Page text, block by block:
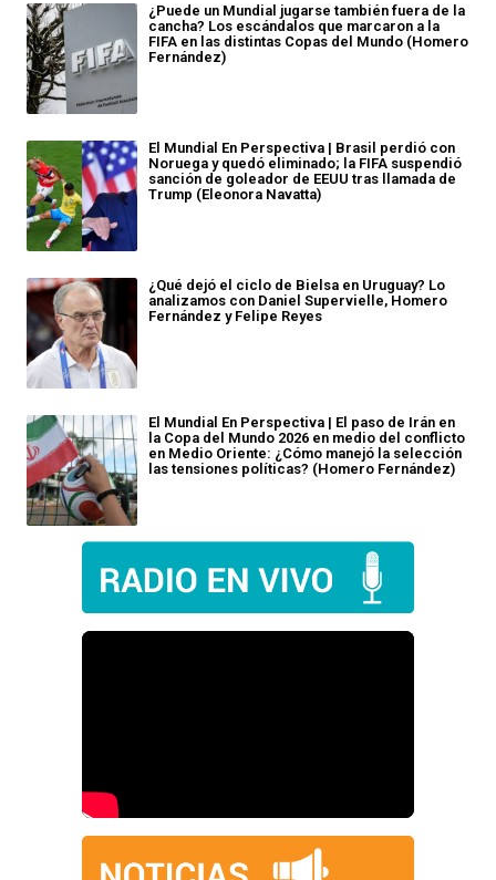
¿Puede un Mundial jugarse también fuera de la
cancha? Los escándalos que marcaron a la
FIFA en las distintas Copas del Mundo (Homero
Fernández)
El Mundial En Perspectiva | Brasil perdió con
Noruega y quedó eliminado; la FIFA suspendió
sanción de goleador de EEUU tras llamada de
Trump (Eleonora Navatta)
¿Qué dejó el ciclo de Bielsa en Uruguay? Lo
analizamos con Daniel Supervielle, Homero
Fernández y Felipe Reyes
El Mundial En Perspectiva | El paso de Irán en
la Copa del Mundo 2026 en medio del conflicto
en Medio Oriente: ¿Cómo manejó la selección
las tensiones políticas? (Homero Fernández)